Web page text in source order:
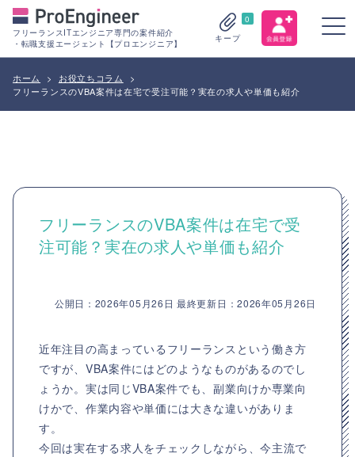
フリーランスITエンジニア専門の案件紹介
・転職支援エージェント【プロエンジニア】
0
キープ
ホーム > お役立ちコラム
>
フリーランスのVBA案件は在宅で受注可能？実在の求人や単価も紹介
フリーランスのVBA案件は在宅で受
注可能？実在の求人や単価も紹介
公開日：2026年05月26日 最終更新日：2026年05月26日
近年注目の高まっているフリーランスという働き方
ですが、VBA案件にはどのようなものがあるのでし
ょうか。実は同じVBA案件でも、副業向けか専業向
けかで、作業内容や単価には大きな違いがありま
す。
今回は実在する求人をチェックしながら、今主流で